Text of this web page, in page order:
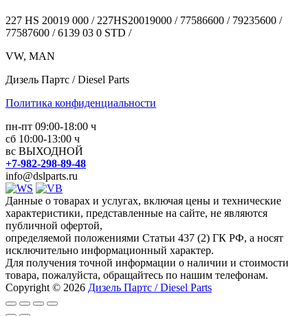
227 HS 20019 000 / 227HS20019000 / 77586600 / 79235600 /
77587600 / 6139 03 0 STD /
VW, MAN
Дизель Партс / Diesel Parts
Политика конфиденциальности
пн-пт 09:00-18:00 ч
сб 10:00-13:00 ч
вс ВЫХОДНОЙ
+7-982-298-89-48
info@dslparts.ru
Данные о товарах и услугах, включая цены и технические
характеристики, представленные на сайте, не являются
публичной офертой,
определяемой положениями Статьи 437 (2) ГК РФ, а носят
исключительно информационный характер.
Для получения точной информации о наличии и стоимости
товара, пожалуйста, обращайтесь по нашим телефонам.
Copyright © 2026 Дизель Партс / Diesel Parts